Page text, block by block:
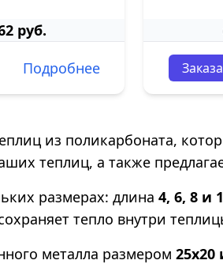
руб.
Подробнее
из поликарбоната,
теплиц, а также
размерах: длина 4, 6, 8 и
тепло внутри
металла размером 25х20